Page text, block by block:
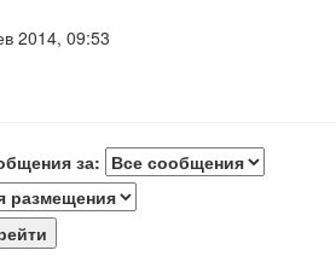
2014, 09:53
за: